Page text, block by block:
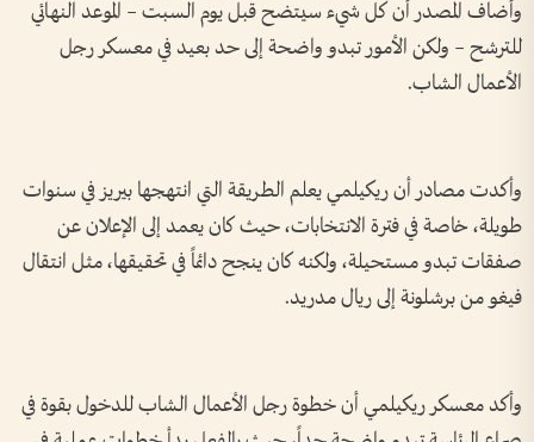
وأضاف المصدر أن كل شيء سيتضح قبل يوم السبت – الموعد النهائي
للترشح – ولكن الأمور تبدو واضحة إلى حد بعيد في معسكر رجل
الأعمال الشاب.
وأكدت مصادر أن ريكيلمي يعلم الطريقة التي انتهجها بيريز في سنوات
طويلة، خاصة في فترة الانتخابات، حيث كان يعمد إلى الإعلان عن
صفقات تبدو مستحيلة، ولكنه كان ينجح دائماً في تحقيقها، مثل انتقال
فيغو من برشلونة إلى ريال مدريد.
وأكد معسكر ريكيلمي أن خطوة رجل الأعمال الشاب للدخول بقوة في